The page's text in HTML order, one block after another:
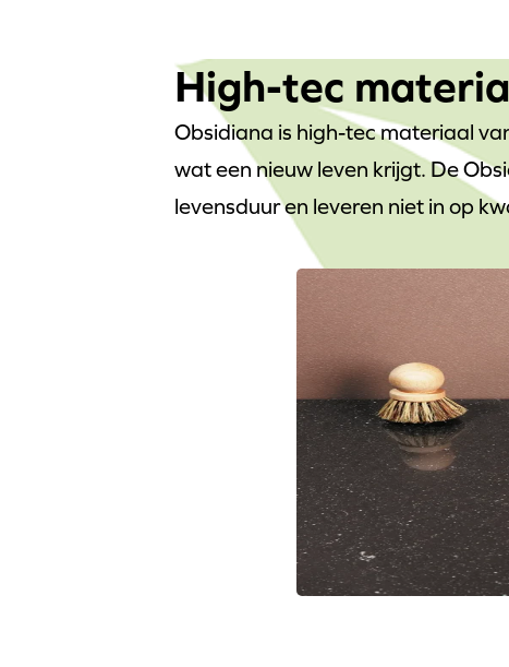
High-tec
Obsidiana is high-tec materiaal
wat een nieuw leven krijgt. De
levensduur en leveren niet in op